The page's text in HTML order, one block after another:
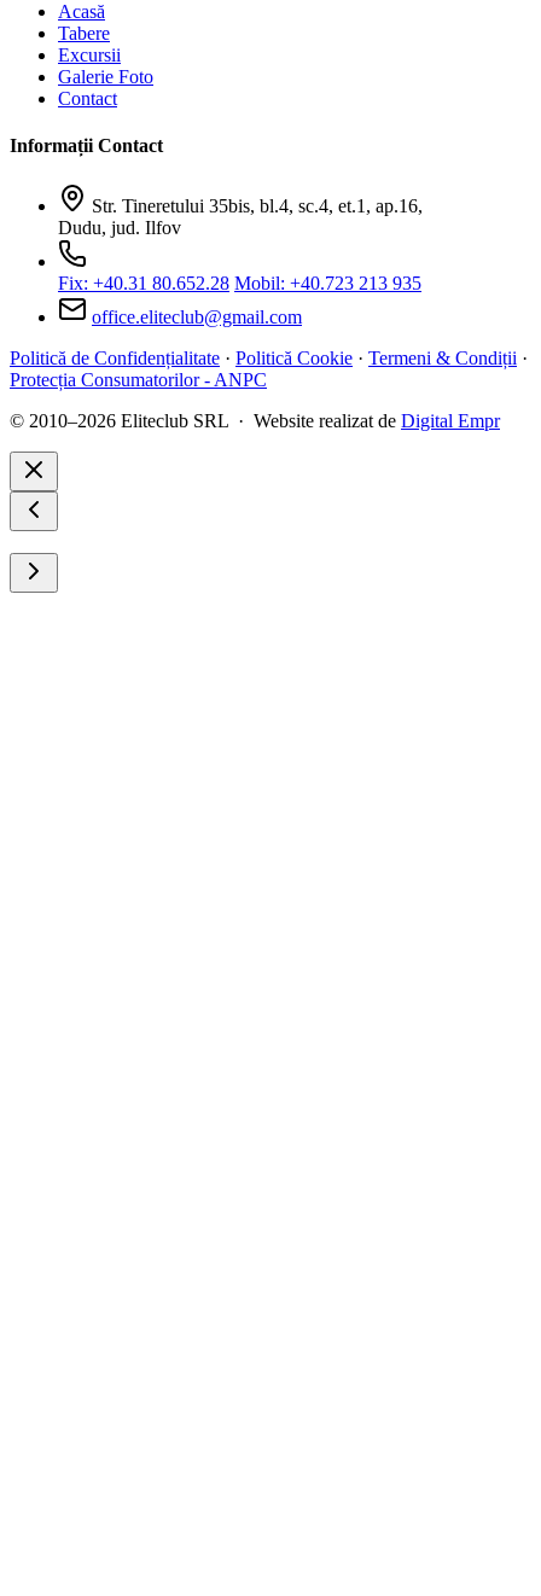
Acasă
Tabere
Excursii
Galerie Foto
Contact
Informații Contact
Str. Tineretului 35bis, bl.4, sc.4, et.1, ap.16,
Dudu, jud. Ilfov
Fix: +40.31 80.652.28 Mobil: +40.723 213 935
office.eliteclub@gmail.com
Politică de Confidențialitate · Politică Cookie · Termeni & Condiții ·
Protecția Consumatorilor - ANPC
© 2010–2026 Eliteclub SRL · Website realizat de Digital Empr